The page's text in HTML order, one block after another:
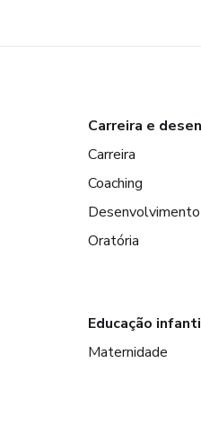
Carreira e
Carreira
Coaching
Oratória
Educação
Maternidade